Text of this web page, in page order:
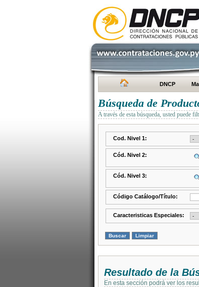
DNCP
Búsqueda de
A través de esta búsqueda, usted puede
Cod. Nivel 1:
Cód. Nivel 2:
Cód. Nivel 3:
Código Catálogo/Título:
Caracteristicas Especiales:
Resultado de la
En esta sección podrá ver los